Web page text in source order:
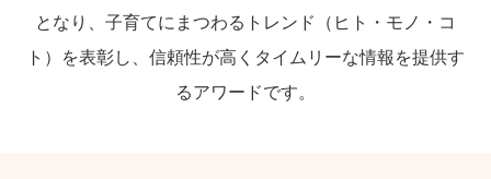
となり、子育てにまつわるトレンド（ヒト・モノ・コ
ト）を表彰し、信頼性が高くタイムリーな情報を提供す
るアワードです。